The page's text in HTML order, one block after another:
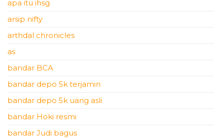
apa itu ihsg
arsip nifty
arthdal chronicles
as
bandar BCA
bandar depo 5k terjamin
bandar depo 5k uang asli
bandar Hoki resmi
bandar Judi bagus